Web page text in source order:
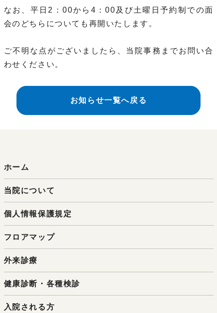
なお、平日2：00から4：00及び土曜日予約制での面
会のどちらについても再開いたします。
ご不明な点がございましたら、当院事務までお問い合
わせください。
お知らせ一覧へ戻る
ホーム
当院について
個人情報保護規定
フロアマップ
外来診療
健康診断・各種検診
入院される方